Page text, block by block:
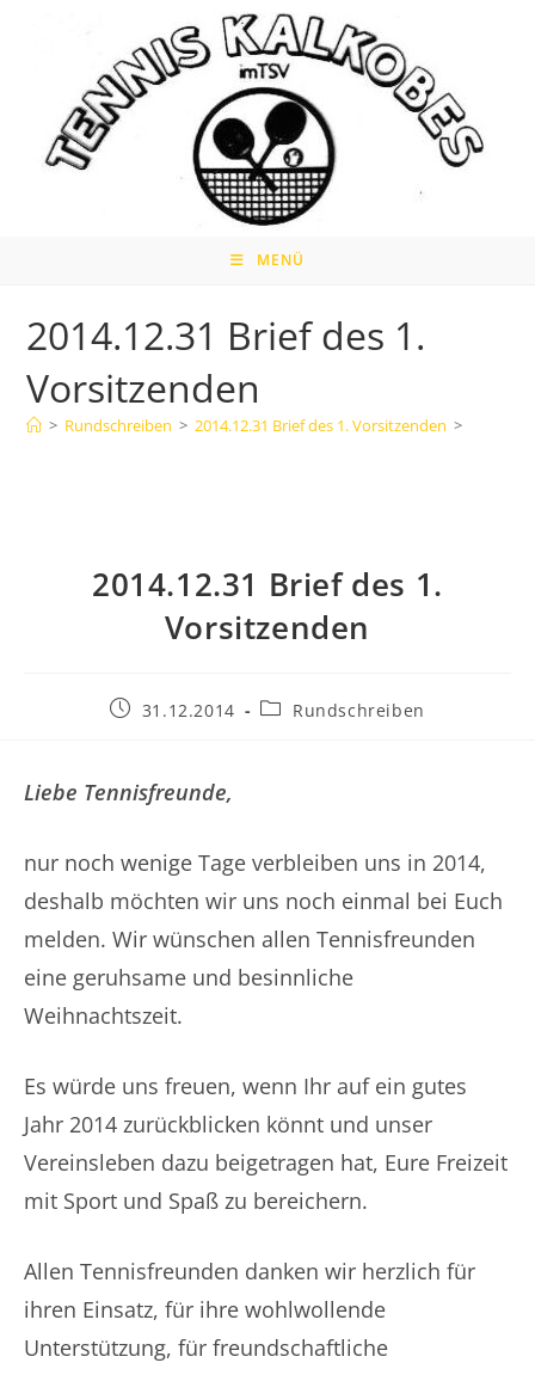
MENÜ
2014.12.31 Brief des 1.
Vorsitzenden
> Rundschreiben > 2014.12.31 Brief des 1. Vorsitzenden >
2014.12.31 Brief des 1.
Vorsitzenden
Beitrag31.12.2014
Beitrags-
Rundschreiben
Liebe Tennisfreunde,
nur noch wenige Tage verbleiben uns in 2014,
deshalb möchten wir uns noch einmal bei Euch
melden. Wir wünschen allen Tennisfreunden
eine geruhsame und besinnliche
Weihnachtszeit.
Es würde uns freuen, wenn Ihr auf ein gutes
Jahr 2014 zurückblicken könnt und unser
Vereinsleben dazu beigetragen hat, Eure Freizeit
mit Sport und Spaß zu bereichern.
Allen Tennisfreunden danken wir herzlich für
ihren Einsatz, für ihre wohlwollende
Unterstützung, für freundschaftliche